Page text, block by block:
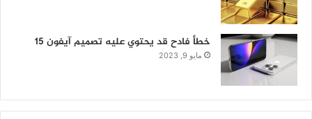
خطأ فادح قد يحتوي عليه تصميم آيفون 15
مايو 9, 2023